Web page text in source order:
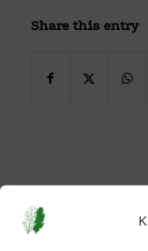
Share this entry